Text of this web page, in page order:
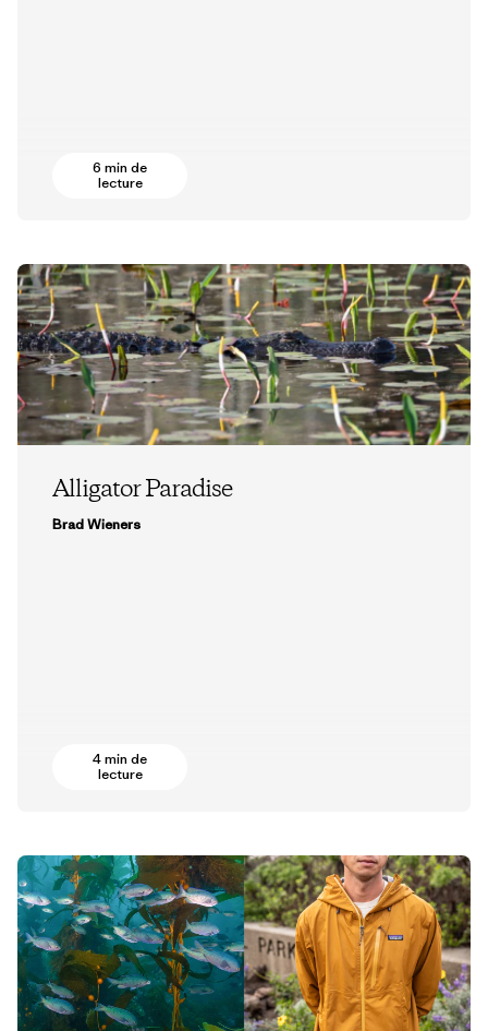
6 min de
lecture
Alligator Paradise
Brad Wieners
4 min de
lecture